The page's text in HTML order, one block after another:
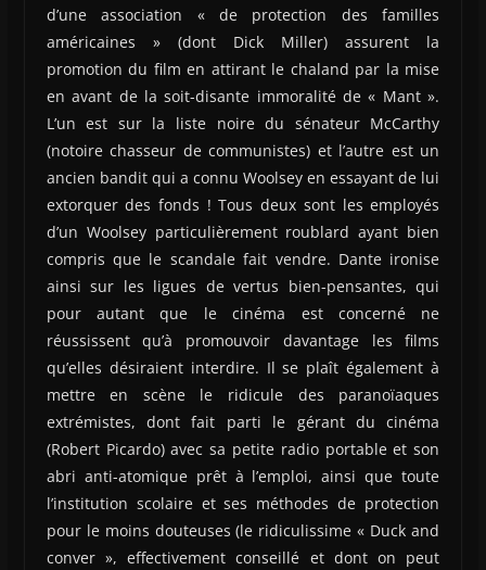
d’une association « de protection des familles
américaines » (dont Dick Miller) assurent la
promotion du film en attirant le chaland par la mise
en avant de la soit-disante immoralité de « Mant ».
L’un est sur la liste noire du sénateur McCarthy
(notoire chasseur de communistes) et l’autre est un
ancien bandit qui a connu Woolsey en essayant de lui
extorquer des fonds ! Tous deux sont les employés
d’un Woolsey particulièrement roublard ayant bien
compris que le scandale fait vendre. Dante ironise
ainsi sur les ligues de vertus bien-pensantes, qui
pour autant que le cinéma est concerné ne
réussissent qu’à promouvoir davantage les films
qu’elles désiraient interdire. Il se plaît également à
mettre en scène le ridicule des paranoïaques
extrémistes, dont fait parti le gérant du cinéma
(Robert Picardo) avec sa petite radio portable et son
abri anti-atomique prêt à l’emploi, ainsi que toute
l’institution scolaire et ses méthodes de protection
pour le moins douteuses (le ridiculissime « Duck and
conver », effectivement conseillé et dont on peut